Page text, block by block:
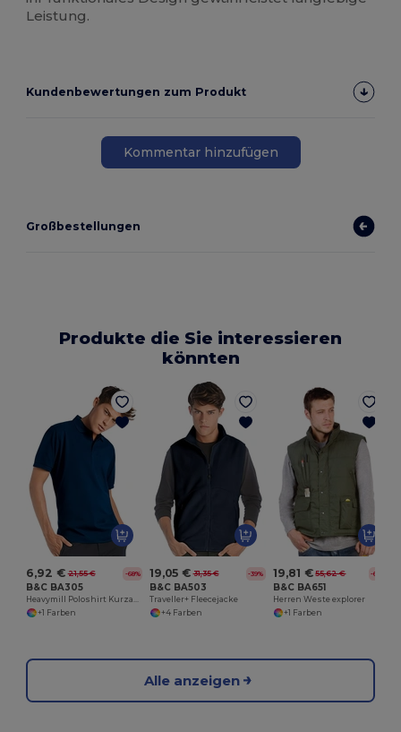
Leistung.
Kundenbewertungen zum Produkt
Kommentar hinzufügen
Großbestellungen
Produkte die Sie interessieren
könnten
6,92 € 21,55 € -68%
B&C BA305
Heavymill Poloshirt Kurzarm
+1 Farben
19,05 € 31,35 € -39%
B&C BA503
Traveller+ Fleecejacke
+4 Farben
19,81 € 55,62 € -64%
B&C BA651
Herren Weste explorer
+1 Farben
Alle anzeigen